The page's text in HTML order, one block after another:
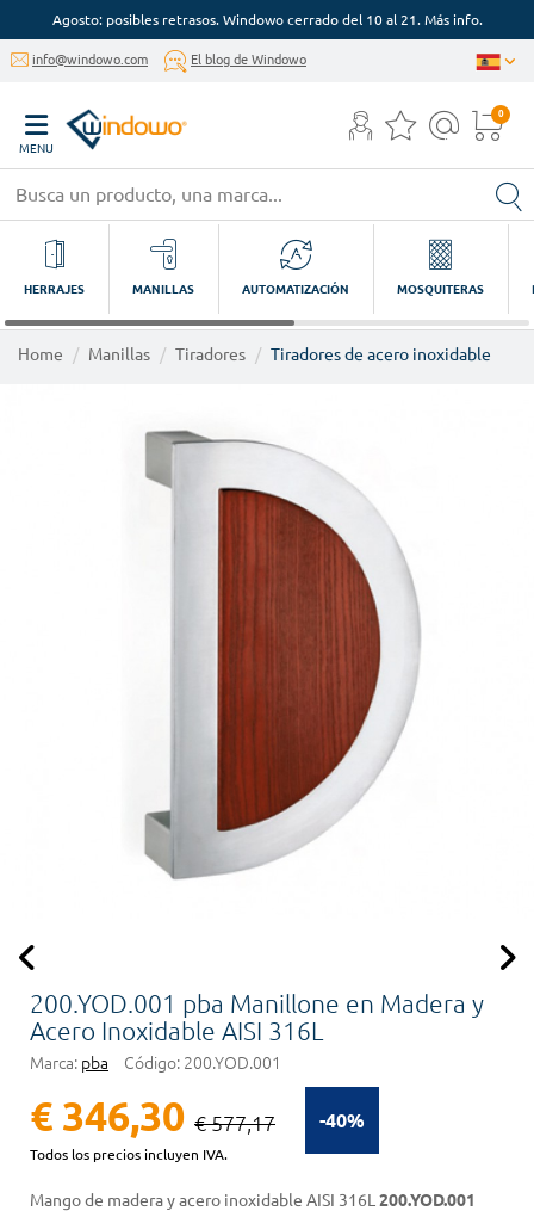
Agosto: posibles retrasos. Windowo cerrado del 10 al 21. Más info.
info@windowo.com El blog de Windowo
MENU
0
HERRAJES MANILLAS AUTOMATIZACIÓN MOSQUITERAS
Home Manillas Tiradores Tiradores de acero inoxidable
200.YOD.001 pba Manillone en Madera y
Acero Inoxidable AISI 316L
Marca: pba Código: 200.YOD.001
-40%
€ 346,30 € 577,17
Todos los precios incluyen IVA.
Mango de madera y acero inoxidable AISI 316L 200.YOD.001